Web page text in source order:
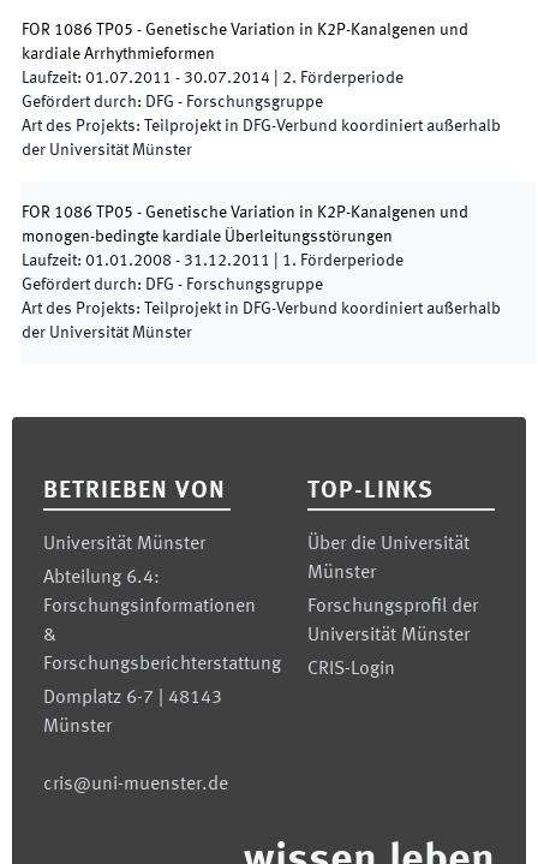
FOR 1086 TP05 - Genetische Variation in K2P-Kanalgenen und
kardiale Arrhythmieformen
Laufzeit: 01.07.2011 - 30.07.2014 2. Förderperiode
Gefördert durch: DFG - Forschungsgruppe
Art des Projekts:
Teilprojekt in DFG-Verbund koordiniert außerhalb
der Universität Münster
FOR 1086 TP05 - Genetische Variation in K2P-Kanalgenen und
monogen-bedingte kardiale Überleitungsstörungen
Laufzeit: 01.01.2008 - 31.12.2011 1. Förderperiode
Gefördert durch: DFG - Forschungsgruppe
Art des Projekts:
Teilprojekt in DFG-Verbund koordiniert außerhalb
der Universität Münster
BETRIEBEN VON
Universität Münster
Abteilung 6.4:
Forschungsinformationen
&
Forschungsberichterstattung
Domplatz 6-7 | 48143
Münster
cris@uni-muenster.de
TOP-LINKS
Über die Universität
Münster
Forschungsprofil der
Universität Münster
CRIS-Login